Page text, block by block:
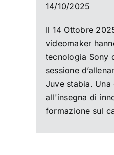
14/10/2025
Il 14 Ottobre
videomaker
tecnologia Sony
sessione
Juve stabia. Una
all'insegna di
formazione sul